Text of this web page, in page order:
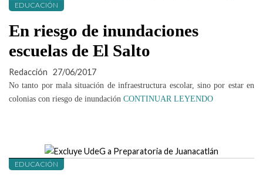
EDUCACIÓN
En riesgo de inundaciones
escuelas de El Salto
Redacción 27/06/2017
No tanto por mala situación de infraestructura escolar, sino por estar en
colonias con riesgo de inundación CONTINUAR LEYENDO
EDUCACIÓN